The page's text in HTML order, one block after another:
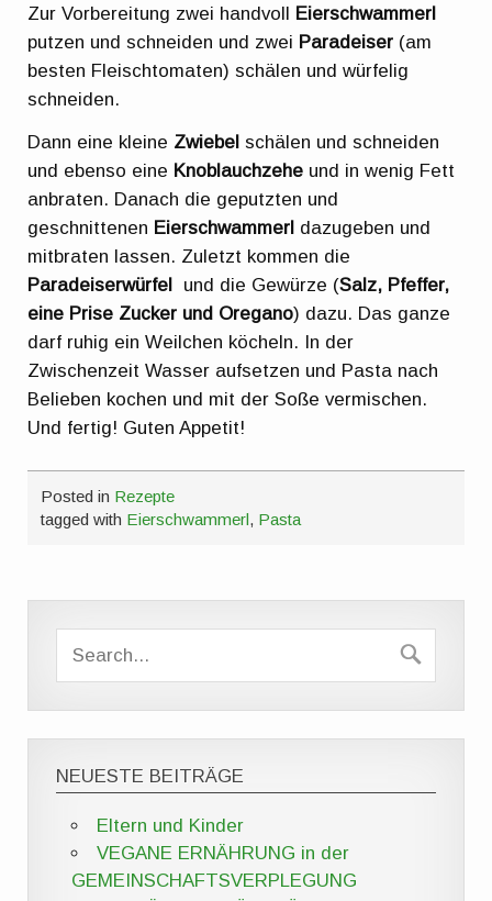
Zur Vorbereitung zwei handvoll Eierschwammerl
putzen und schneiden und zwei Paradeiser (am
besten Fleischtomaten) schälen und würfelig
schneiden.
Dann eine kleine Zwiebel schälen und schneiden
und ebenso eine Knoblauchzehe und in wenig Fett
anbraten. Danach die geputzten und
geschnittenen Eierschwammerl dazugeben und
mitbraten lassen. Zuletzt kommen die
Paradeiserwürfel
und die Gewürze (Salz, Pfeffer,
eine Prise Zucker und Oregano) dazu. Das ganze
darf ruhig ein Weilchen köcheln. In der
Zwischenzeit Wasser aufsetzen und Pasta nach
Belieben kochen und mit der Soße vermischen.
Und fertig! Guten Appetit!
Posted in Rezepte
tagged with Eierschwammerl, Pasta
NEUESTE BEITRÄGE
Eltern und Kinder
VEGANE ERNÄHRUNG in der
GEMEINSCHAFTSVERPLEGUNG